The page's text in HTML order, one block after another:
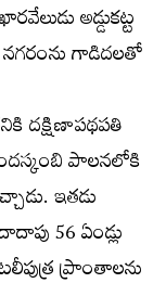
అడ్డుకట్ట
గాడిదలతో
దక్షిణాపథపతి
పాలనలోకి
ఇతడు
56 ఏండ్లు
ప్రాంతాలను